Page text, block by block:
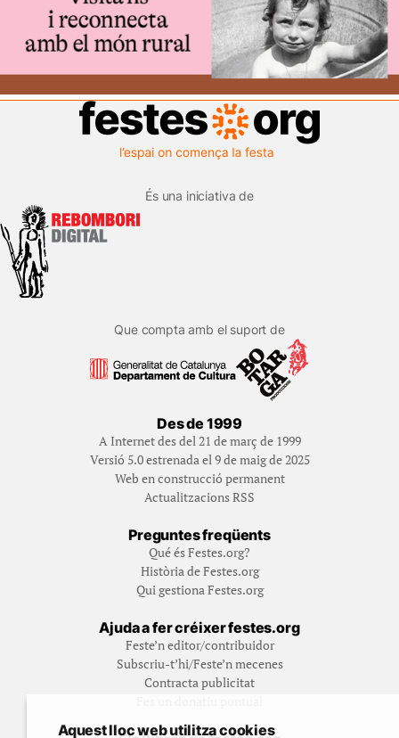
És una iniciativa de
Que compta amb el suport de
Des de 1999
A Internet des del 21 de març de 1999
Versió 5.0 estrenada el 9 de maig de 2025
Web en construcció permanent
Actualitzacions RSS
Preguntes freqüents
Qué és Festes.org?
Història de Festes.org
Qui gestiona Festes.org
Ajuda a fer créixer festes.org
Feste’n editor/contribuidor
Subscriu-t’hi/Feste’n mecenes
Contracta publicitat
Aquest lloc web utilitza cookies